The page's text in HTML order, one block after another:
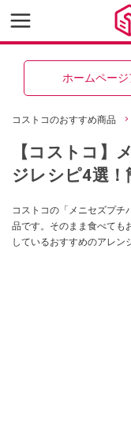
ホームペー
コストコのおすすめ商品
【コストコ】
ジレシピ4選
コストコの「メニセズプチ
品です。そのまま食べても
しているおすすめのアレン